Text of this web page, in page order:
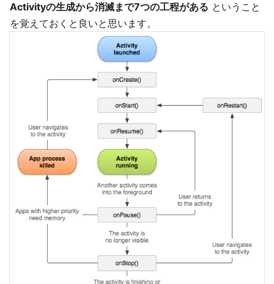
Activityの生成から消滅まで7つの工程がある ということ
を覚えておくと良いと思います。